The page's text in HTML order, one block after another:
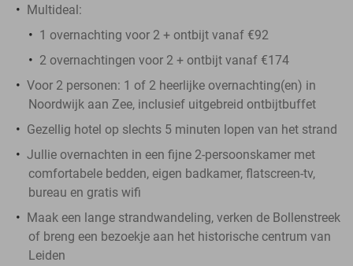
Multideal:
1 overnachting voor 2 + ontbijt vanaf €92
2 overnachtingen voor 2 + ontbijt vanaf €174
Voor 2 personen: 1 of 2 heerlijke overnachting(en) in
Noordwijk aan Zee, inclusief uitgebreid ontbijtbuffet
Gezellig hotel op slechts 5 minuten lopen van het strand
Jullie overnachten in een fijne 2-persoonskamer met
comfortabele bedden, eigen badkamer, flatscreen-tv,
bureau en gratis wifi
Maak een lange strandwandeling, verken de Bollenstreek
of breng een bezoekje aan het historische centrum van
Leiden